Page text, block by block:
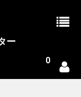
ー
0